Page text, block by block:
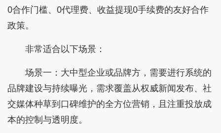
0合作门槛、0代理费、收益提现0手续费的友好合作
政策。
非常适合以下场景：
场景一：大中型企业或品牌方，需要进行系统的
品牌建设与持续曝光，需求覆盖从权威新闻发布、社
交媒体种草到口碑维护的全方位营销，且注重投放成
本的控制与透明度。